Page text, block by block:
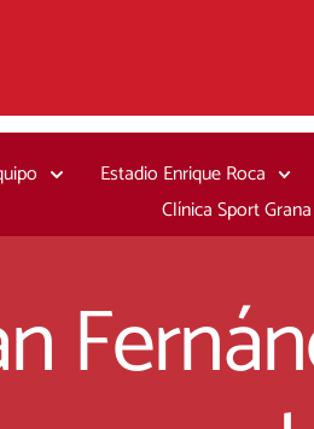
Estadio Enrique Roca
Clínica Sport Grana